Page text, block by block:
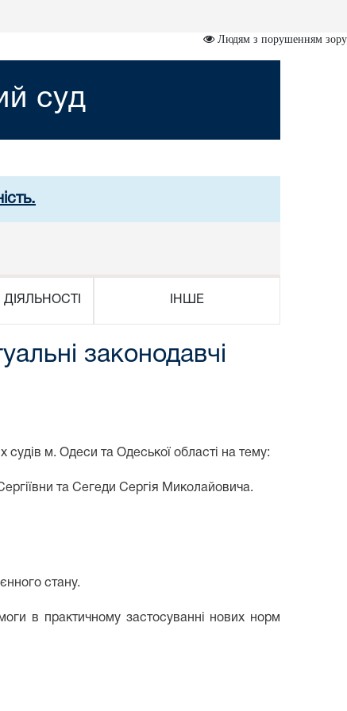
Людям з порушенням зору
суд
ІНШЕ
законодавчі
судів м. Одеси та Одеської області на тему:
та Сегеди Сергія Миколайовича.
стану.
в практичному застосуванні нових норм